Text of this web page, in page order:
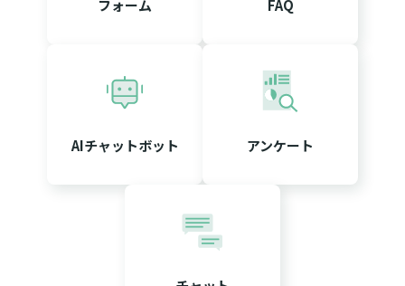
フォーム FAQ
AIチャットボット アンケート